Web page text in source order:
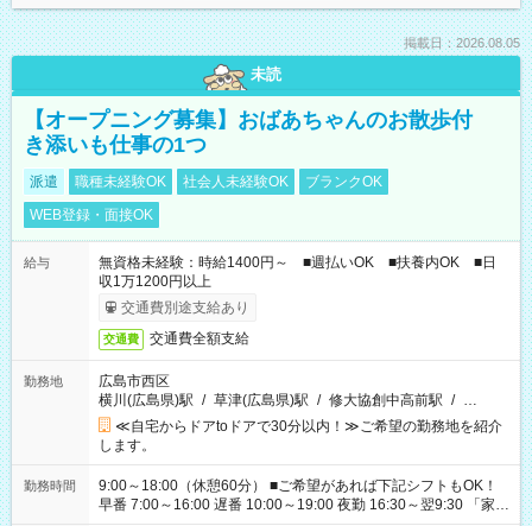
掲載日：2026.08.05
未読
【オープニング募集】おばあちゃんのお散歩付
き添いも仕事の1つ
派遣 職種未経験OK 社会人未経験OK
ブランクOK
WEB登録・面接OK
給与
無資格未経験：時給1400円～ ■週払いOK ■扶養内OK ■日
収1万1200円以上
交通費別途支給あり
交通費 交通費全額支給
勤務地
広島市西区
横川(広島県)駅 / 草津(広島県)駅 / 修大協創中高前駅 / …
≪自宅からドアtoドアで30分以内！≫ご希望の勤務地を紹介
します。
勤務時間
9:00～18:00（休憩60分） ■ご希望があれば下記シフトもOK！
早番 7:00～16:00 遅番 10:00～19:00 夜勤 16:30～翌9:30 「家族